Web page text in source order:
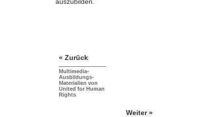
« Zurück
Multimedia-
Ausbildungs-
Materialien von
United for Human
Rights
Weiter »